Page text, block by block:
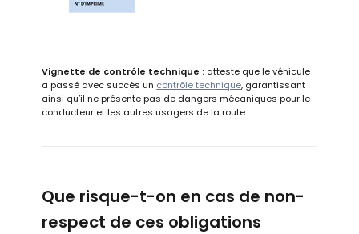
Vignette de contrôle technique : atteste que le véhicule
a passé avec succès un contrôle technique, garantissant
ainsi qu’il ne présente pas de dangers mécaniques pour le
conducteur et les autres usagers de la route.
Que risque-t-on en cas de non-
respect de ces obligations